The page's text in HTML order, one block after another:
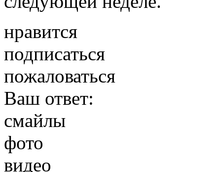
нравится
подписаться
пожаловаться
Ваш ответ:
смайлы
фото
видео